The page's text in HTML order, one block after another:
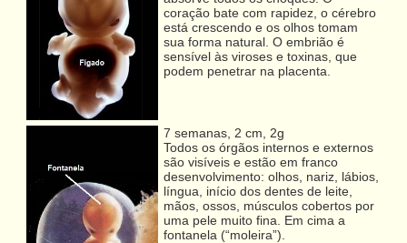
coração bate com rapidez, o cérebro
está crescendo e os olhos tomam
sua forma natural. O embrião é
sensível às viroses e toxinas, que
podem penetrar na placenta.
7 semanas, 2 cm, 2g
Todos os órgãos internos e externos
são visíveis e estão em franco
desenvolvimento: olhos, nariz, lábios,
língua, início dos dentes de leite,
mãos, ossos, músculos cobertos por
uma pele muito fina. Em cima a
fontanela (“moleira”).